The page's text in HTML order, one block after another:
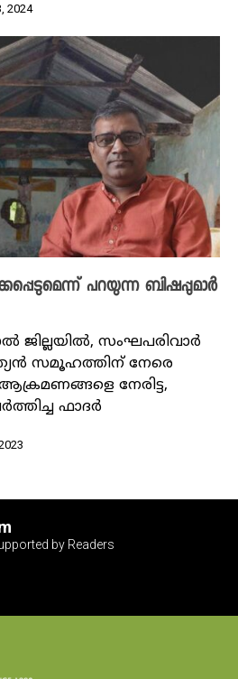
2024
പറയുന്ന ബിഷപ്പുമാർ
ജില്ലയിൽ, സംഘപരിവാർ
സമൂഹ​ത്തിന് നേരെ
നേരിട്ട,
ഫാദർ
by Readers